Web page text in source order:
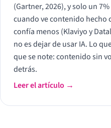
(Gartner, 2026), y solo un
cuando ve contenido hecho
confía menos (Klaviyo y
no es dejar de usar IA. Lo
que se note: contenido sin
detrás.
Leer el artículo →